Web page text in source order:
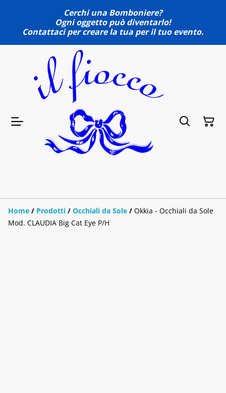
Cerchi una Bomboniere?
Ogni oggetto può diventarlo!
Contattaci per creare la tua per il tuo evento.
Home / Prodotti / Occhiali da Sole / Okkia - Occhiali da Sole
Mod. CLAUDIA Big Cat Eye P/H